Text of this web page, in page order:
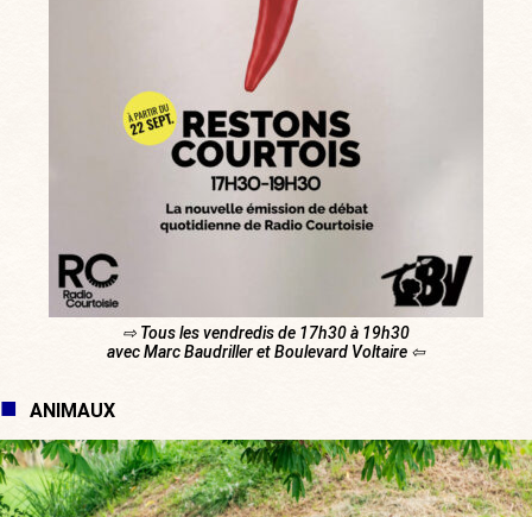
⇨ Tous les vendredis de 17h30 à 19h30
avec Marc Baudriller et Boulevard Voltaire ⇦
ANIMAUX